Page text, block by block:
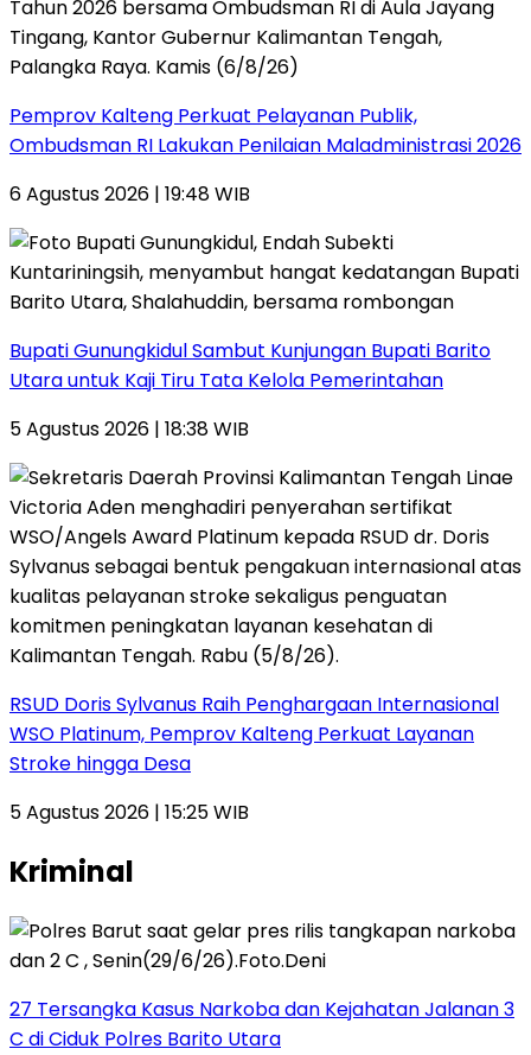
Pemprov Kalteng Perkuat Pelayanan Publik,
Ombudsman RI Lakukan Penilaian Maladministrasi 2026
6 Agustus 2026 | 19:48 WIB
Bupati Gunungkidul Sambut Kunjungan Bupati Barito
Utara untuk Kaji Tiru Tata Kelola Pemerintahan
5 Agustus 2026 | 18:38 WIB
RSUD Doris Sylvanus Raih Penghargaan Internasional
WSO Platinum, Pemprov Kalteng Perkuat Layanan
Stroke hingga Desa
5 Agustus 2026 | 15:25 WIB
Kriminal
27 Tersangka Kasus Narkoba dan Kejahatan Jalanan 3
C di Ciduk Polres Barito Utara